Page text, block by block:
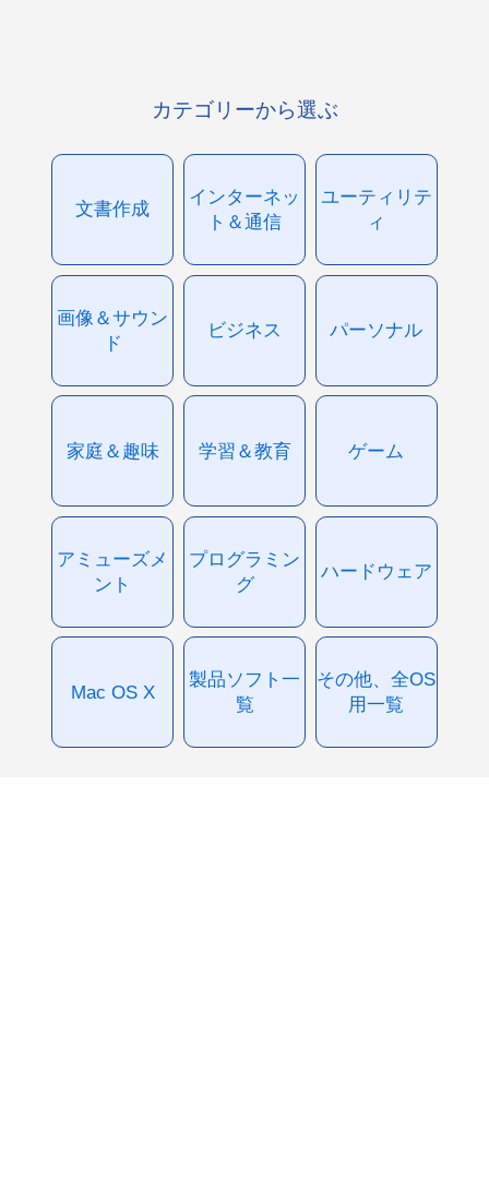
カテゴリーから選ぶ
文書作成
インターネッ
ト＆通信
ユーティリテ
ィ
画像＆サウン
ド
ビジネス パーソナル
家庭＆趣味 学習＆教育 ゲーム
アミューズメ
ント
プログラミン
グ
ハードウェア
Mac OS X
製品ソフト一
覧
その他、全OS
用一覧